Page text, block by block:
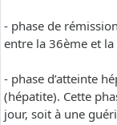
- phase de
entre la 36ème et
- phase d’atteinte
(hépatite). Cette
jour, soit à une